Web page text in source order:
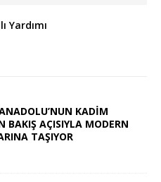
Yardımı
KADİM
BAKIŞ AÇISIYLA MODERN
TAŞIYOR